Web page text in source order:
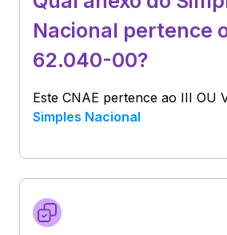
Nacional pertence
62.040-00?
Este CNAE pertence ao III OU
Simples Nacional